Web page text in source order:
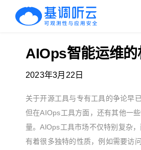
产品
方案
客户
支持
AIOps智能运维的
2023年3月22日
关于开源工具与专有工具的争论早
但在AIOps工具方面，还有其他一
量。AlOps工具市场不仅特别复杂
有着很多独特的性质，例如需要访